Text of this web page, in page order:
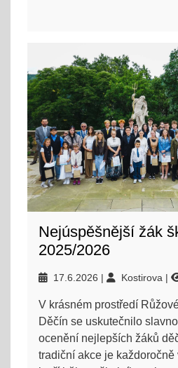
Nejúspěšnější žák
2025/2026
17.6.2026 Kostirova
V krásném prostředí
Děčín se uskutečnilo
ocenění nejlepších žáků
tradiční akce je každoročně